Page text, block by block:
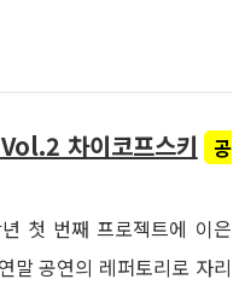
차이코프스키
공
첫 번째 프로젝트에 이은
말 공연의 레퍼토리로 자리